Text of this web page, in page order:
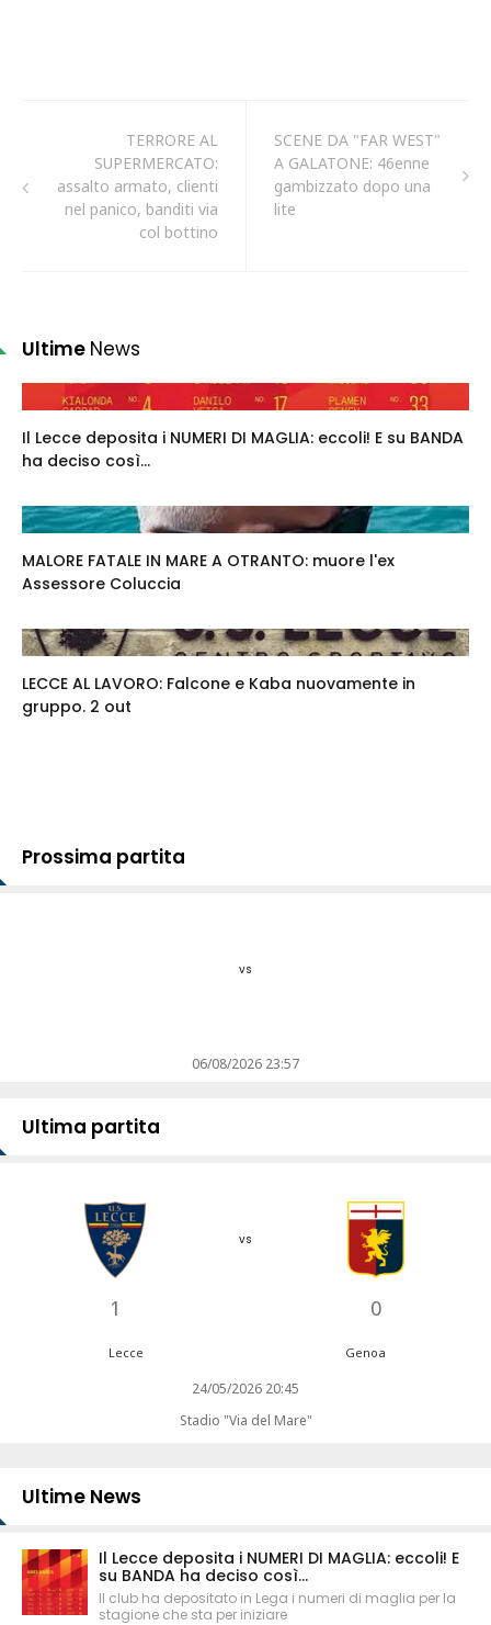
TERRORE AL
SUPERMERCATO:
assalto armato, clienti
nel panico, banditi via
col bottino
SCENE DA "FAR WEST"
A GALATONE: 46enne
gambizzato dopo una
lite
Ultime News
Il Lecce deposita i NUMERI DI MAGLIA: eccoli! E su BANDA
ha deciso così...
MALORE FATALE IN MARE A OTRANTO: muore l'ex
Assessore Coluccia
LECCE AL LAVORO: Falcone e Kaba nuovamente in
gruppo. 2 out
Prossima partita
vs
06/08/2026 23:57
Ultima partita
1
vs
0
Lecce Genoa
24/05/2026 20:45
Stadio "Via del Mare"
Ultime News
Il Lecce deposita i NUMERI DI MAGLIA: eccoli! E
su BANDA ha deciso così...
Il club ha depositato in Lega i numeri di maglia per la
stagione che sta per iniziare